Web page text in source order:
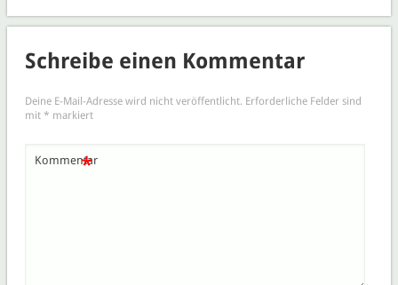
Schreibe einen Kommentar
Deine E-Mail-Adresse wird nicht veröffentlicht. Erforderliche Felder sind
mit * markiert
Kommentar
*